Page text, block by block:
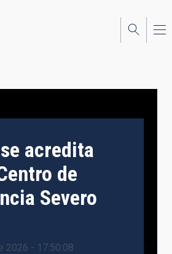
acredita
de
Severo
2026 - 17:50:08